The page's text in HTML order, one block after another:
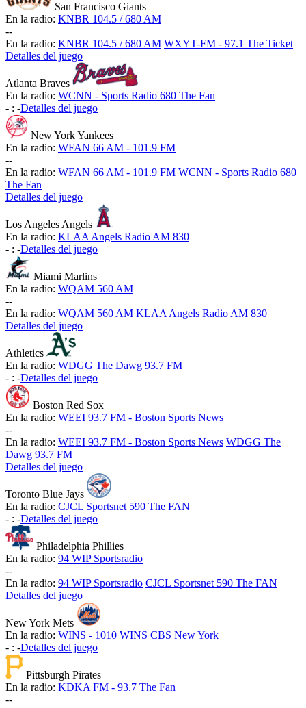
San Francisco Giants
En la radio: KNBR 104.5 / 680 AM
--
En la radio: KNBR 104.5 / 680 AM WXYT-FM - 97.1 The Ticket
Detalles del juego
Atlanta Braves
En la radio: WCNN - Sports Radio 680 The Fan
- : -Detalles del juego
New York Yankees
En la radio: WFAN 66 AM - 101.9 FM
--
En la radio: WFAN 66 AM - 101.9 FM WCNN - Sports Radio 680
The Fan
Detalles del juego
Los Angeles Angels
En la radio: KLAA Angels Radio AM 830
- : -Detalles del juego
Miami Marlins
En la radio: WQAM 560 AM
--
En la radio: WQAM 560 AM KLAA Angels Radio AM 830
Detalles del juego
Athletics
En la radio: WDGG The Dawg 93.7 FM
- : -Detalles del juego
Boston Red Sox
En la radio: WEEI 93.7 FM - Boston Sports News
--
En la radio: WEEI 93.7 FM - Boston Sports News WDGG The
Dawg 93.7 FM
Detalles del juego
Toronto Blue Jays
En la radio: CJCL Sportsnet 590 The FAN
- : -Detalles del juego
Philadelphia Phillies
En la radio: 94 WIP Sportsradio
--
En la radio: 94 WIP Sportsradio CJCL Sportsnet 590 The FAN
Detalles del juego
New York Mets
En la radio: WINS - 1010 WINS CBS New York
- : -Detalles del juego
Pittsburgh Pirates
En la radio: KDKA FM - 93.7 The Fan
--